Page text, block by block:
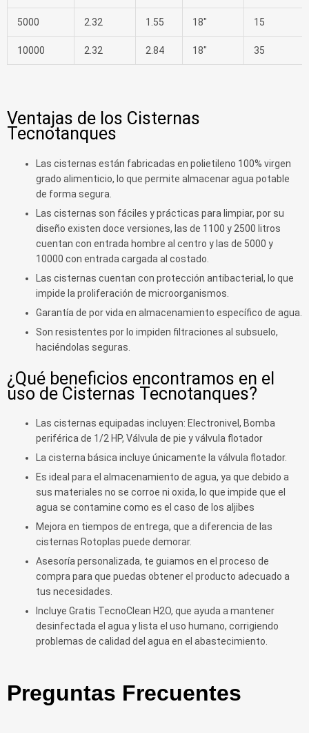
5000 2.32 1.55 18″ 15
10000 2.32 2.84 18″ 35
Ventajas de los Cisternas
Tecnotanques
Las cisternas están fabricadas en polietileno 100% virgen
grado alimenticio, lo que permite almacenar agua potable
de forma segura.
Las cisternas son fáciles y prácticas para limpiar, por su
diseño existen doce versiones, las de 1100 y 2500 litros
cuentan con entrada hombre al centro y las de 5000 y
10000 con entrada cargada al costado.
Las cisternas cuentan con protección antibacterial, lo que
impide la proliferación de microorganismos.
Garantía de por vida en almacenamiento específico de agua.
Son resistentes por lo impiden filtraciones al subsuelo,
haciéndolas seguras.
¿Qué beneficios encontramos en el
uso de Cisternas Tecnotanques?
Las cisternas equipadas incluyen: Electronivel, Bomba
periférica de 1/2 HP, Válvula de pie y válvula flotador
La cisterna básica incluye únicamente la válvula flotador.
Es ideal para el almacenamiento de agua, ya que debido a
sus materiales no se corroe ni oxida, lo que impide que el
agua se contamine como es el caso de los aljibes
Mejora en tiempos de entrega, que a diferencia de las
cisternas Rotoplas puede demorar.
Asesoría personalizada, te guiamos en el proceso de
compra para que puedas obtener el producto adecuado a
tus necesidades.
Incluye Gratis TecnoClean H2O, que ayuda a mantener
desinfectada el agua y lista el uso humano, corrigiendo
problemas de calidad del agua en el abastecimiento.
Preguntas Frecuentes